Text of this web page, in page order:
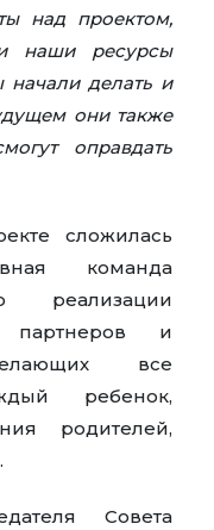
над проектом,
наши ресурсы
делать и
они также
оправдать
сложилась
команда
реализации
партнеров и
все
ребенок,
родителей,
Совета